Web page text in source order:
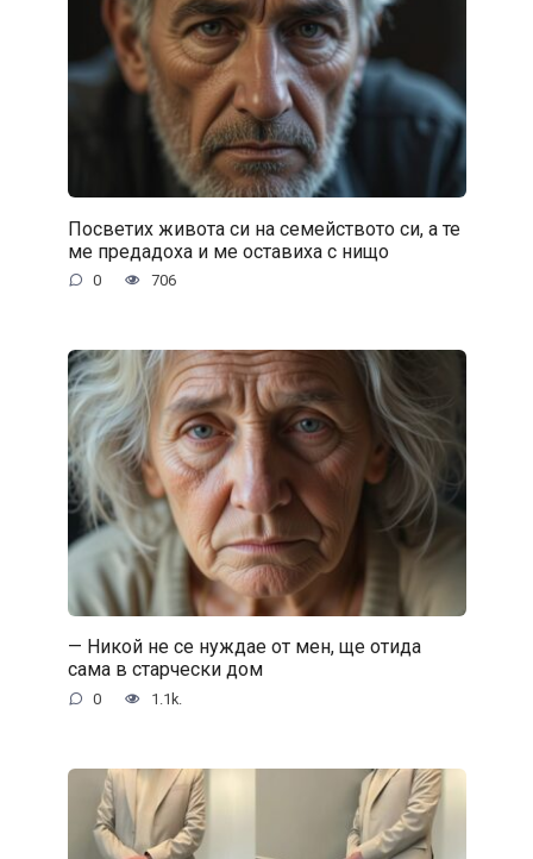
Посветих живота си на семейството си, а те
ме предадоха и ме оставиха с нищо
0 706
— Никой не се нуждае от мен, ще отида
сама в старчески дом
0 1.1k.